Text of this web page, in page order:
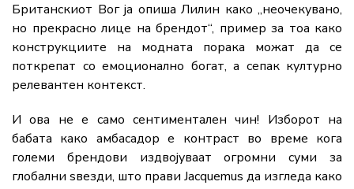
Британскиот Вог ја опиша Лилин како „неочекувано,
но прекрасно лице на брендот“, пример за тоа како
конструкциите на модната порака можат да се
поткрепат со емоционално богат, а сепак културно
релевантен контекст.
И ова не е само сентиментален чин! Изборот на
бабата како амбасадор е контраст во време кога
големи брендови издвојуваат огромни суми за
глобални ѕвезди, што прави Jacquemus да изгледа како